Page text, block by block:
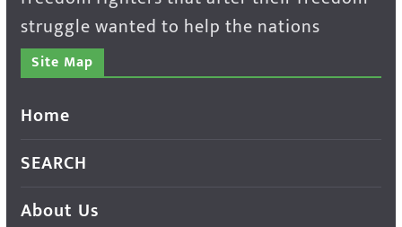
struggle wanted to help the nations
Site Map
Home
SEARCH
About Us